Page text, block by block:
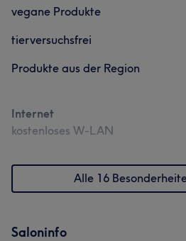
vegane Produkte
tierversuchsfrei
Produkte aus der Region
Internet
kostenloses W-LAN
Alle 16
Saloninfo